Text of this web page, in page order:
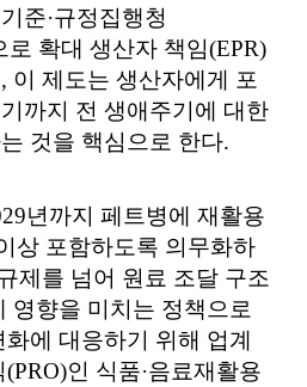
준·규정집행청
로 확대 생산자 책임(EPR)
이 제도는 생산자에게 포
까지 전 생애주기에 대한
것을 핵심으로 한다.
년까지 페트병에 재활용
상 포함하도록 의무화하
제를 넘어 원료 조달 구조
영향을 미치는 정책으로
에 대응하기 위해 업계
인 식품·음료재활용